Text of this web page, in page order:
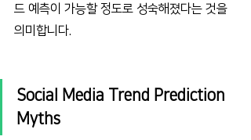
드 예측이 가능할 정도로 성숙해졌다는 것을
의미합니다.
Social Media Trend Prediction
Myths